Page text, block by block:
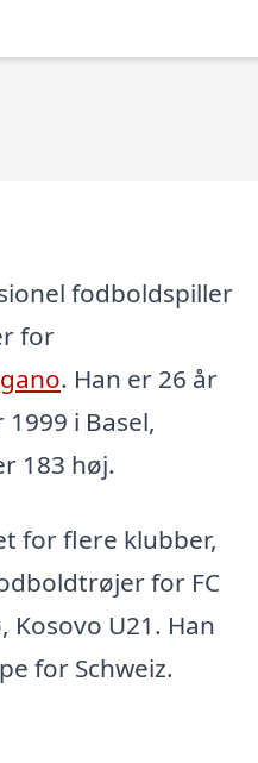
fodboldspiller
for
. Han er 26 år
i Basel,
183 høj.
for flere klubber,
for FC
Kosovo U21. Han
for Schweiz.